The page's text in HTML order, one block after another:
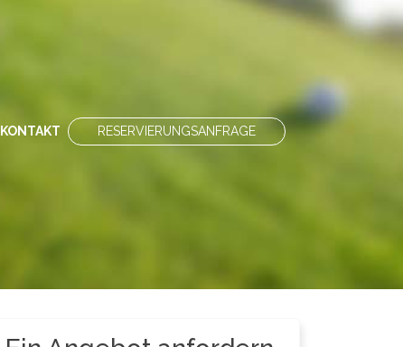
KONTAKT RESERVIERUNGSANFRAGE